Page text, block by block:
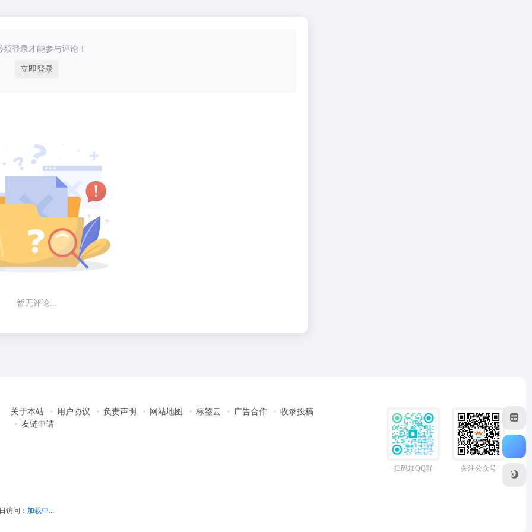
须登录才能参与评论！
立即登录
暂无评论...
关于本站 用户协议 负责声明 网站地图 标签云 广告合作
收录投稿
友链申请
扫码加QQ群 关注公众号
访问： 加载中...